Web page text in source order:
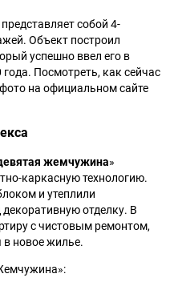
собой 4-
Объект построил
успешно ввел его в
Посмотреть, как сейчас
на официальном сайте
жемчужина»
каркасную технологию.
и утеплили
отделку. В
с чистовым ремонтом,
в новое жилье.